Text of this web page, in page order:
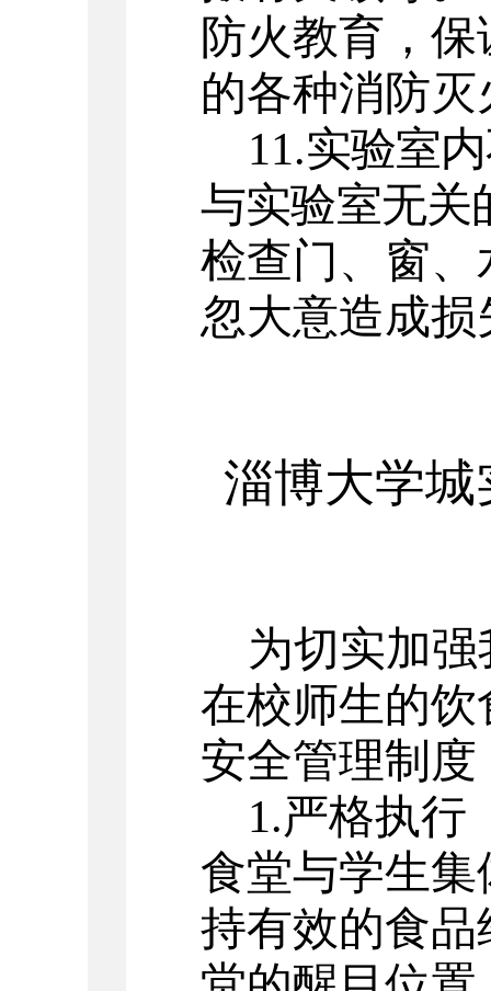
防火教育，
的各种消防
11.实验室
与实验室无关
检查门、窗
忽大意造成损
淄博大学
为切实加
在校师生的
安全管理制度
1.严格执行
食堂与学生
持有效的食